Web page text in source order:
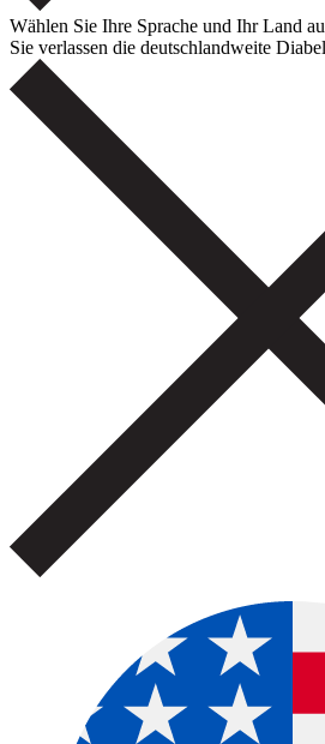
Wählen Sie Ihre Sprache und Ihr Land
Sie verlassen die deutschlandweite